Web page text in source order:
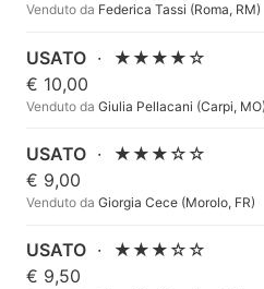
Venduto da Federica Tassi (Roma, RM)
USATO ·
★★★★☆
€ 10,00
Venduto da Giulia Pellacani (Carpi, MO)
USATO ·
★★★☆☆
€ 9,00
Venduto da Giorgia Cece (Morolo, FR)
USATO ·
★★★☆☆
€ 9,50